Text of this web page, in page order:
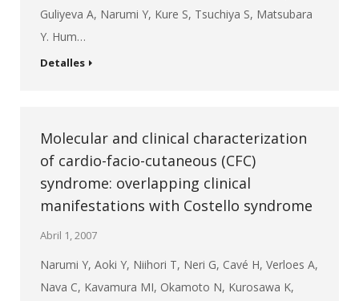
Guliyeva A, Narumi Y, Kure S, Tsuchiya S, Matsubara
Y. Hum…
Detalles
Molecular and clinical characterization
of cardio-facio-cutaneous (CFC)
syndrome: overlapping clinical
manifestations with Costello syndrome
Abril 1, 2007
Narumi Y, Aoki Y, Niihori T, Neri G, Cavé H, Verloes A,
Nava C, Kavamura MI, Okamoto N, Kurosawa K,